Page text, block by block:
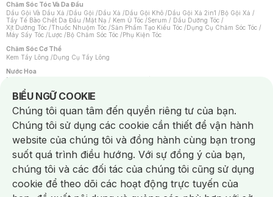
Chăm Sóc Tóc Và Da Đầu
Dầu Gội Và Dầu Xả /Dầu Gội /Dầu Xả /Dầu Gội Khô /Dầu Gội Xả 2in1 /Bộ Gội Xả /
Tẩy Tế Bào Chết Da Đầu /Mặt Nạ / Kem Ủ Tóc /Serum / Dầu Dưỡng Tóc /
Xịt Dưỡng Tóc /Thuốc Nhuộm Tóc /Sản Phẩm Tạo Kiểu Tóc /Dụng Cụ Chăm Sóc Tóc /
Máy Sấy Tóc /Lược /Bộ Chăm Sóc Tóc /Phụ Kiện Tóc
Chăm Sóc Cơ Thể
Kem Tẩy Lông /Dụng Cụ Tẩy Lông
Nước Hoa
Nước Hoa Nữ
Chăm Sóc Cá Nhân
Chống Muỗi /Khẩu Trang /Máy Massage/Mặt Nạ Xông Hơi /Nước Rửa Tay/
Sản Phẩm Chăm Sóc Khác /Bàn Chải Đánh Răng /Bàn Chải Điện/
Hỗ Trợ Trắng Răng/Kem Đánh Răng /Máy Tăm Nước/ Nước Súc Miệng/
Tăm / Chỉ Nha Khoa/ Xịt Thơm Miệng / Dung Dịch Vệ Sinh/Dưỡng Vùng Kín/
Khăn Ướt Vệ Sinh Vùng Kín/Băng Vệ Sinh/Tampon/Bọt Cạo Râu /Dao Cạo Râu/
Máy Cạo Râu
Vấn Đề Về Da
Da Dầu / Lỗ Chân Lông To/ Da Khô / Mất Nước/ Da Lão Hóa/ Da Mụn/
Da Nhạy Cảm / Kích Ứng
Da Xỉn Màu Thâm / Nám / Tàn Nhang
Quầng Thâm & Bọng Mắt /Sẹo /Viêm Da Cơ Địa
BIỂU NGỮ COOKIE
Notice about cookies usage
Chúng tôi quan tâm đến quyền riêng tư của bạn.
Chúng tôi sử dụng các cookie cần thiết để vận hành
website của chúng tôi và đồng hành cùng bạn trong
suốt quá trình điều hướng. Với sự đồng ý của bạn,
chúng tôi và các đối tác của chúng tôi cũng sử dụng
cookie để theo dõi các hoạt động trực tuyến của